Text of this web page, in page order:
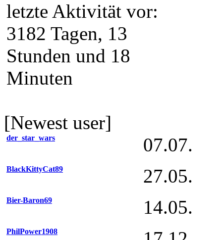
letzte Aktivität vor:
3182 Tagen, 13
Stunden und 18
Minuten
[Newest user]
der_star_wars 07.07.
BlackKittyCat89 27.05.
Bier-Baron69 14.05.
PhilPower1908